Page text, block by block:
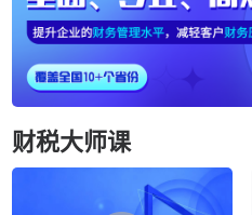
财税大师课